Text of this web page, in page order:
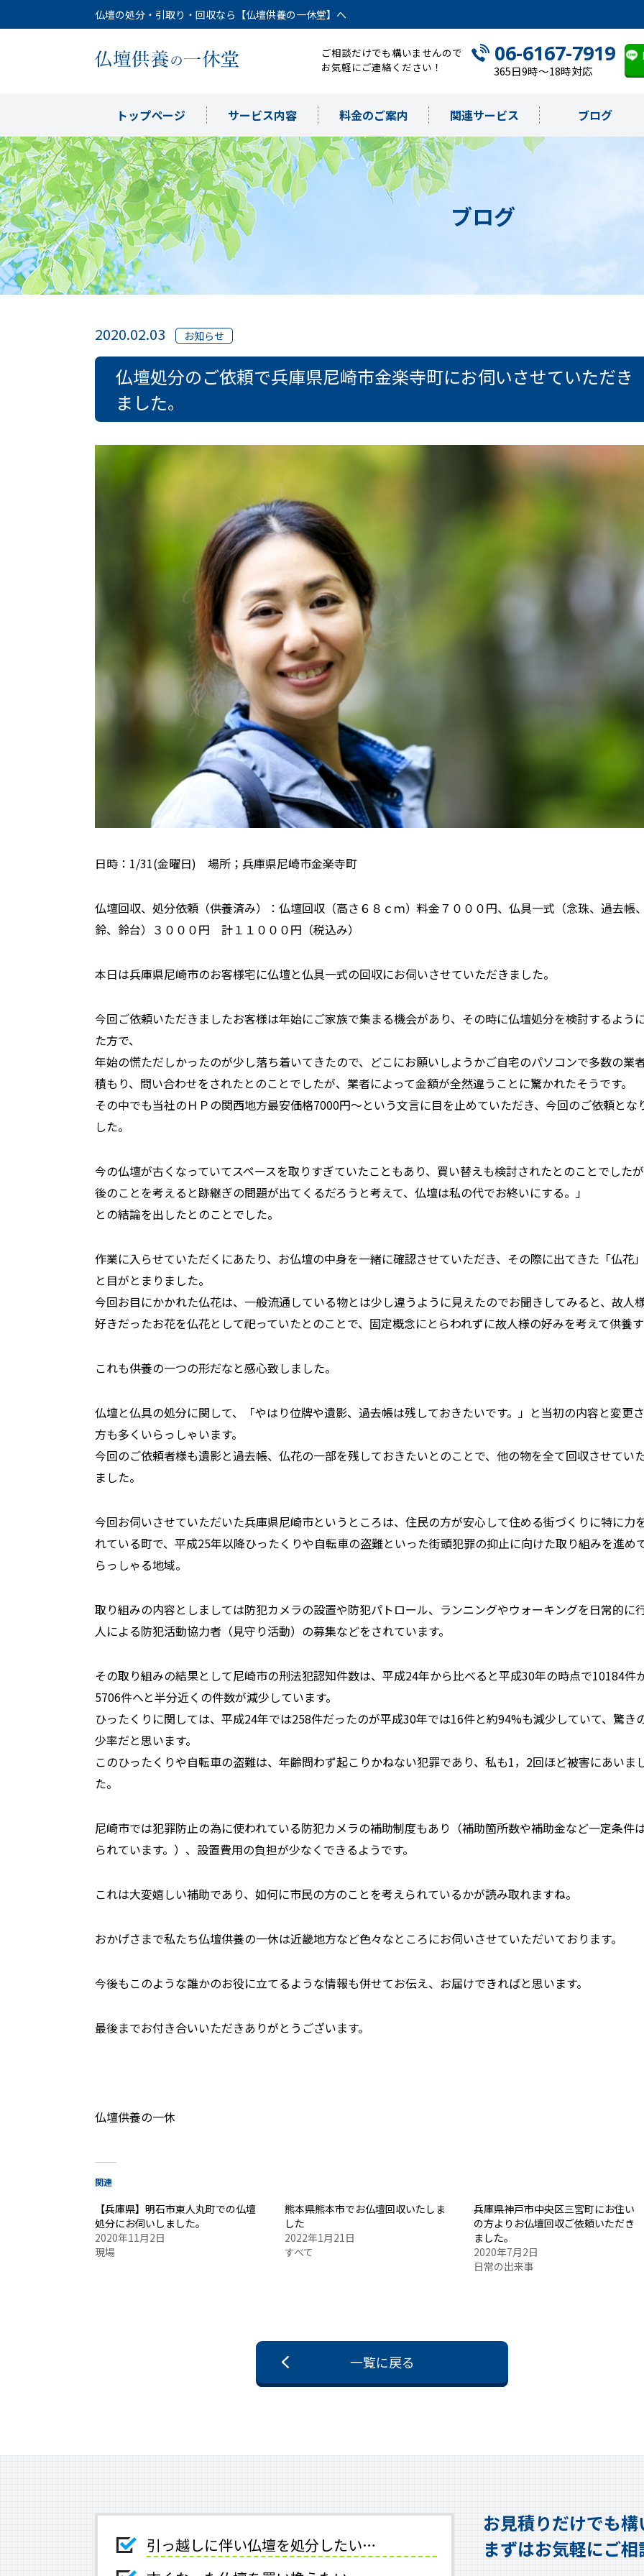
仏壇の処分・引取り・回収なら【仏壇供養の一休堂】へ
ご相談だけでも構いませんので
お気軽にご連絡ください！
06-6167-7919
365日9時～18時対応
トップページ サービス内容 料金のご案内 関連サービス ブログ
ブログ
2020.02.03 お知らせ
仏壇処分のご依頼で兵庫県尼崎市金楽寺町にお伺いさせていただき
ました。
日時：1/31(金曜日) 場所；兵庫県尼崎市金楽寺町
仏壇回収、処分依頼（供養済み）：仏壇回収（高さ６８ｃｍ）料金７０００円、仏具一式（念珠、過去帳、
鈴、鈴台）３０００円 計１１０００円（税込み）
本日は兵庫県尼崎市のお客様宅に仏壇と仏具一式の回収にお伺いさせていただきました。
今回ご依頼いただきましたお客様は年始にご家族で集まる機会があり、その時に仏壇処分を検討するよう
た方で、
年始の慌ただしかったのが少し落ち着いてきたので、どこにお願いしようかご自宅のパソコンで多数の業
積もり、問い合わせをされたとのことでしたが、業者によって金額が全然違うことに驚かれたそうです。
その中でも当社のＨＰの関西地方最安価格7000円～という文言に目を止めていただき、今回のご依頼とな
した。
今の仏壇が古くなっていてスペースを取りすぎていたこともあり、買い替えも検討されたとのことでした
後のことを考えると跡継ぎの問題が出てくるだろうと考えて、仏壇は私の代でお終いにする。」
との結論を出したとのことでした。
作業に入らせていただくにあたり、お仏壇の中身を一緒に確認させていただき、その際に出てきた「仏花
と目がとまりました。
今回お目にかかれた仏花は、一般流通している物とは少し違うように見えたのでお聞きしてみると、故人
好きだったお花を仏花として祀っていたとのことで、固定概念にとらわれずに故人様の好みを考えて供養す
これも供養の一つの形だなと感心致しました。
仏壇と仏具の処分に関して、「やはり位牌や遺影、過去帳は残しておきたいです。」と当初の内容と変更
方も多くいらっしゃいます。
今回のご依頼者様も遺影と過去帳、仏花の一部を残しておきたいとのことで、他の物を全て回収させてい
ました。
今回お伺いさせていただいた兵庫県尼崎市というところは、住民の方が安心して住める街づくりに特に力
れている町で、平成25年以降ひったくりや自転車の盗難といった街頭犯罪の抑止に向けた取り組みを進め
らっしゃる地域。
取り組みの内容としましては防犯カメラの設置や防犯パトロール、ランニングやウォーキングを日常的に
人による防犯活動協力者（見守り活動）の募集などをされています。
その取り組みの結果として尼崎市の刑法犯認知件数は、平成24年から比べると平成30年の時点で10184件
5706件へと半分近くの件数が減少しています。
ひったくりに関しては、平成24年では258件だったのが平成30年では16件と約94%も減少していて、驚き
少率だと思います。
このひったくりや自転車の盗難は、年齢問わず起こりかねない犯罪であり、私も1，2回ほど被害にあいま
た。
尼崎市では犯罪防止の為に使われている防犯カメラの補助制度もあり（補助箇所数や補助金など一定条件
られています。）、設置費用の負担が少なくできるようです。
これは大変嬉しい補助であり、如何に市民の方のことを考えられているかが読み取れますね。
おかげさまで私たち仏壇供養の一休は近畿地方など色々なところにお伺いさせていただいております。
今後もこのような誰かのお役に立てるような情報も併せてお伝え、お届けできればと思います。
最後までお付き合いいただきありがとうございます。
仏壇供養の一休
関連
【兵庫県】明石市東人丸町での仏壇
処分にお伺いしました。
2020年11月2日
現場
熊本県熊本市でお仏壇回収いたしま
した
2022年1月21日
すべて
兵庫県神戸市中央区三宮町にお住い
の方よりお仏壇回収ご依頼いただき
ました。
2020年7月2日
日常の出来事
一覧に戻る
引っ越しに伴い仏壇を処分したい…
お見積りだけでも構
まずはお気軽にご相